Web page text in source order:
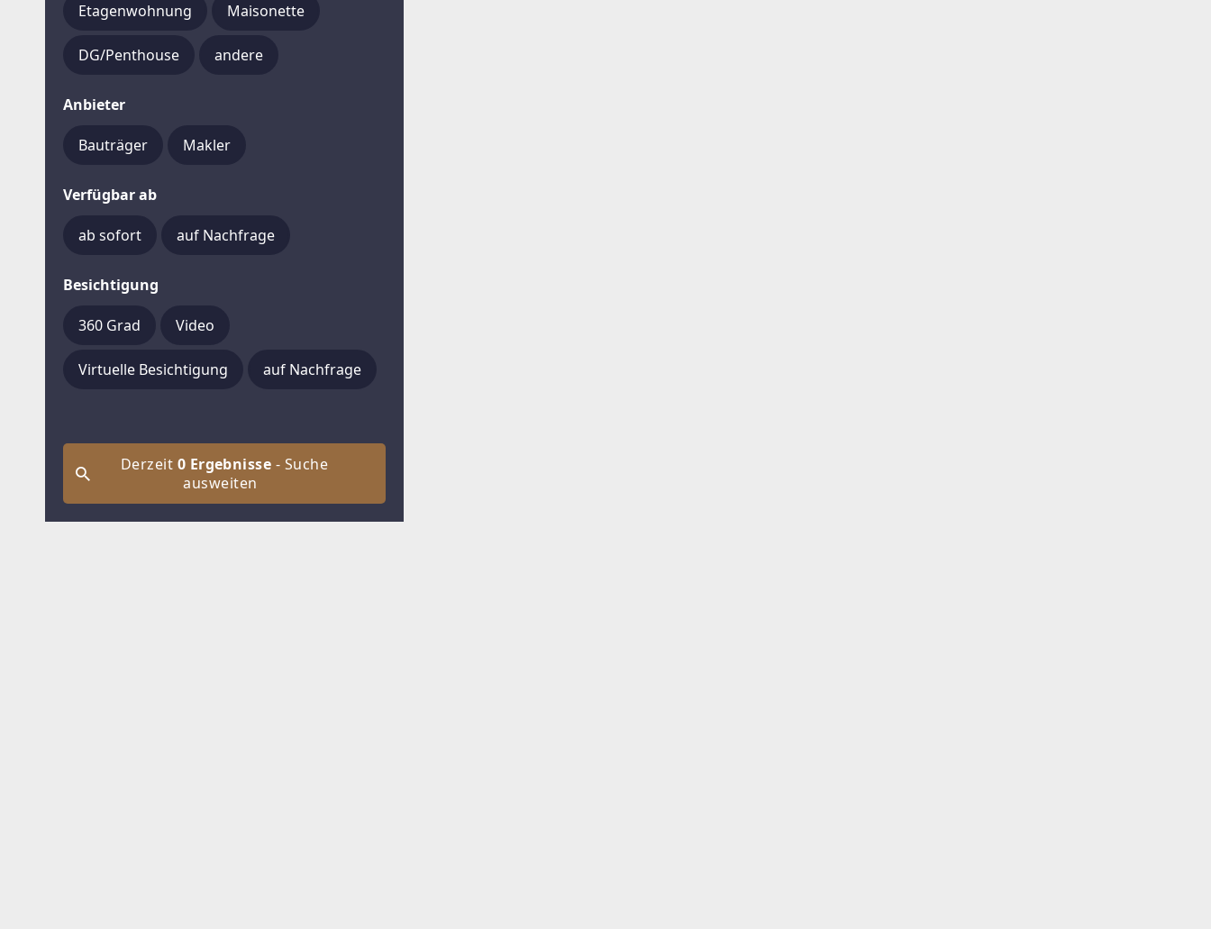
Etagenwohnung Maisonette
DG/Penthouse andere
Anbieter
Bauträger Makler
Verfügbar ab
ab sofort auf Nachfrage
Besichtigung
360 Grad Video
Virtuelle Besichtigung auf Nachfrage
Derzeit 0 Ergebnisse - Suche
ausweiten